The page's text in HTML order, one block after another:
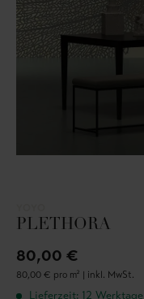
PLETHORA
80,00 €
80,00 € pro m² | inkl. MwSt.
Lieferzeit: 12 Werktage